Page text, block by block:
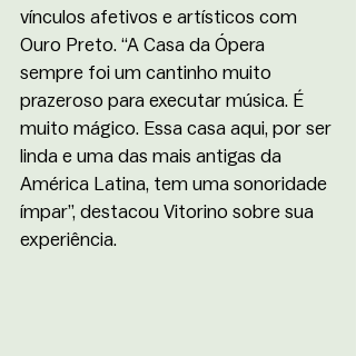
vínculos afetivos e artísticos com
Ouro Preto. “A Casa da Ópera
sempre foi um cantinho muito
prazeroso para executar música. É
muito mágico. Essa casa aqui, por ser
linda e uma das mais antigas da
América Latina, tem uma sonoridade
ímpar”, destacou Vitorino sobre sua
experiência.